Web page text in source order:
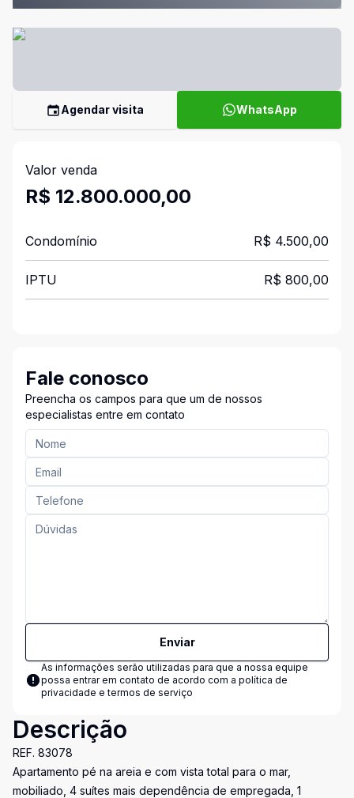
Agendar visita WhatsApp
Valor venda
R$ 12.800.000,00
Condomínio R$ 4.500,00
IPTU R$ 800,00
Fale conosco
Preencha os campos para que um de nossos
especialistas entre em contato
Enviar
As informações serão utilizadas para que a nossa equipe
possa entrar em contato de acordo com a política de
privacidade e termos de serviço
Descrição
REF. 83078
Apartamento pé na areia e com vista total para o mar,
mobiliado, 4 suítes mais dependência de empregada, 1